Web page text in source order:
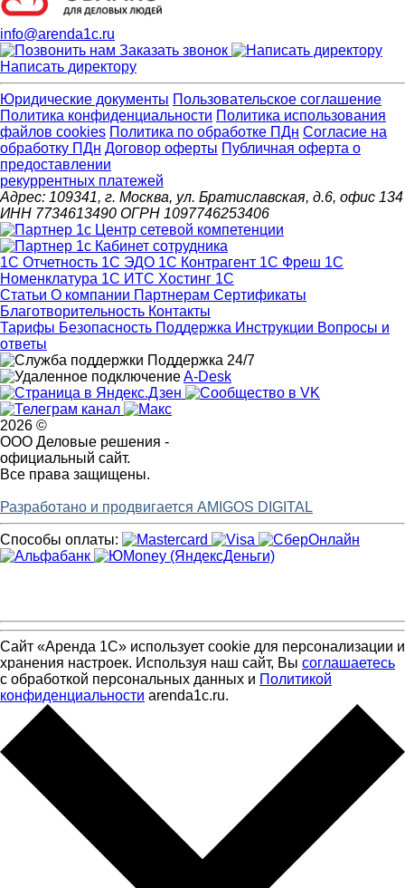
info@arenda1c.ru
Заказать звонок
Написать директору
Юридические документы Пользовательское соглашение
Политика конфиденциальности Политика использования
файлов cookies Политика по обработке ПДн Cогласие на
обработку ПДн Договор оферты Публичная оферта о
предоставлении
рекуррентных платежей
Адрес: 109341, г. Москва, ул. Братиславская, д.6, офис 134
ИНН 7734613490 ОГРН 1097746253406
1С Отчетность 1С ЭДО 1С Контрагент 1С Фреш 1С
Номенклатура 1С ИТС Хостинг 1С
Статьи О компании Партнерам Сертификаты
Благотворительность Контакты
Тарифы Безопасность Поддержка Инструкции Вопросы и
ответы
Поддержка 24/7
A-Desk
2026 ©
ООО Деловые решения -
официальный сайт.
Все права защищены.
Разработано и продвигается AMIGOS DIGITAL
Способы оплаты:
Сайт «Аренда 1С» использует cookie для персонализации и
хранения настроек. Используя наш сайт, Вы соглашаетесь
с обработкой персональных данных и Политикой
конфиденциальности arenda1c.ru.